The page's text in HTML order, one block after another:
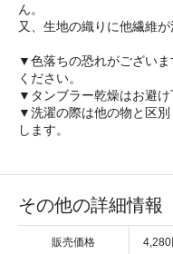
ん。
又、生地の織りに他繊維
▼色落ちの恐れがござい
ください。
▼タンブラー乾燥はお避け
▼洗濯の際は他の物と区
します。
その他の詳細情報
販売価格 4,280